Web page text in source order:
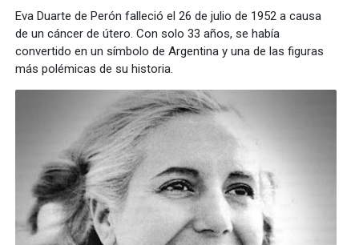
Eva Duarte de Perón falleció el 26 de julio de 1952 a causa
de un cáncer de útero. Con solo 33 años, se había
convertido en un símbolo de Argentina y una de las figuras
más polémicas de su historia.